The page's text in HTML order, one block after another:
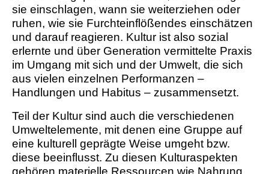
sie einschlagen, wann sie weiterziehen oder
ruhen, wie sie Furchteinflößendes einschätzen
und darauf reagieren. Kultur ist also sozial
erlernte und über Generation vermittelte Praxis
im Umgang mit sich und der Umwelt, die sich
aus vielen einzelnen Performanzen –
Handlungen und Habitus – zusammensetzt.
Teil der Kultur sind auch die verschiedenen
Umweltelemente, mit denen eine Gruppe auf
eine kulturell geprägte Weise umgeht bzw.
diese beeinflusst. Zu diesen Kulturaspekten
gehören materielle Ressourcen wie Nahrung,